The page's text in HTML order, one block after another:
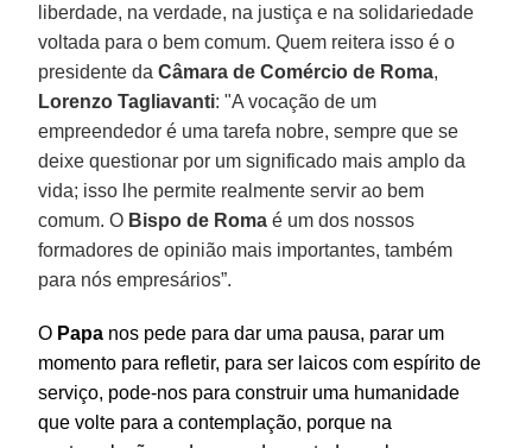
liberdade, na verdade, na justiça e na solidariedade
voltada para o bem comum. Quem reitera isso é o
presidente daCâmara de Comércio de Roma,
Lorenzo Tagliavanti: "A vocação de um
empreendedor é uma tarefa nobre, sempre que se
deixe questionar por um significado mais amplo da
vida; isso lhe permite realmente servir ao bem
comum. O Bispo de Roma é um dos nossos
formadores de opinião mais importantes, também
para nós empresários”.
O Papa nos pede para dar uma pausa, parar um
momento para refletir, para ser laicos com espírito de
serviço, pode-nos para construir uma humanidade
que volte para a contemplação, porque na